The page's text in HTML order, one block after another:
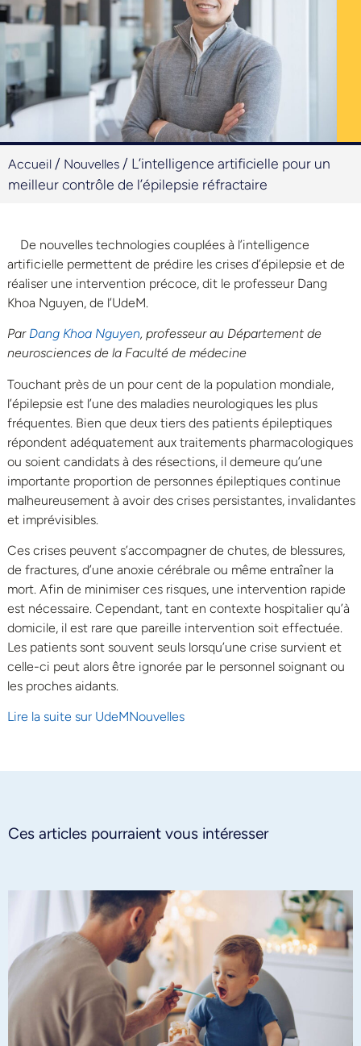
Accueil / Nouvelles / L’intelligence artificielle pour un
meilleur contrôle de l’épilepsie réfractaire
De nouvelles technologies couplées à l’intelligence
artificielle permettent de prédire les crises d’épilepsie et de
réaliser une intervention précoce, dit le professeur Dang
Khoa Nguyen, de l’UdeM.
Par Dang Khoa Nguyen, professeur au Département de
neurosciences de la Faculté de médecine
Touchant près de un pour cent de la population mondiale,
l’épilepsie est l’une des maladies neurologiques les plus
fréquentes. Bien que deux tiers des patients épileptiques
répondent adéquatement aux traitements pharmacologiques
ou soient candidats à des résections, il demeure qu’une
importante proportion de personnes épileptiques continue
malheureusement à avoir des crises persistantes, invalidantes
et imprévisibles.
Ces crises peuvent s’accompagner de chutes, de blessures,
de fractures, d’une anoxie cérébrale ou même entraîner la
mort. Afin de minimiser ces risques, une intervention rapide
est nécessaire. Cependant, tant en contexte hospitalier qu’à
domicile, il est rare que pareille intervention soit effectuée.
Les patients sont souvent seuls lorsqu’une crise survient et
celle-ci peut alors être ignorée par le personnel soignant ou
les proches aidants.
Lire la suite sur UdeMNouvelles
Ces articles pourraient vous intéresser